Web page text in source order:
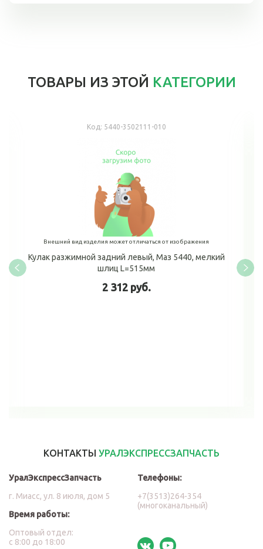
ТОВАРЫ ИЗ ЭТОЙ КАТЕГОРИИ
Код: 5440-3502111-010
Внешний вид изделия может отличаться от изображения
Кулак разжимной задний левый, Маз 5440, мелкий
шлиц L=515мм
2 312 руб.
КОНТАКТЫ УРАЛЭКСПРЕССЗАПЧАСТЬ
УралЭкспрессЗапчасть
г. Миасс, ул. 8 июля, дом 5
Время работы:
Оптовый отдел:
с 8:00 до 18:00
Телефоны:
+7(3513)264-354
(многоканальный)